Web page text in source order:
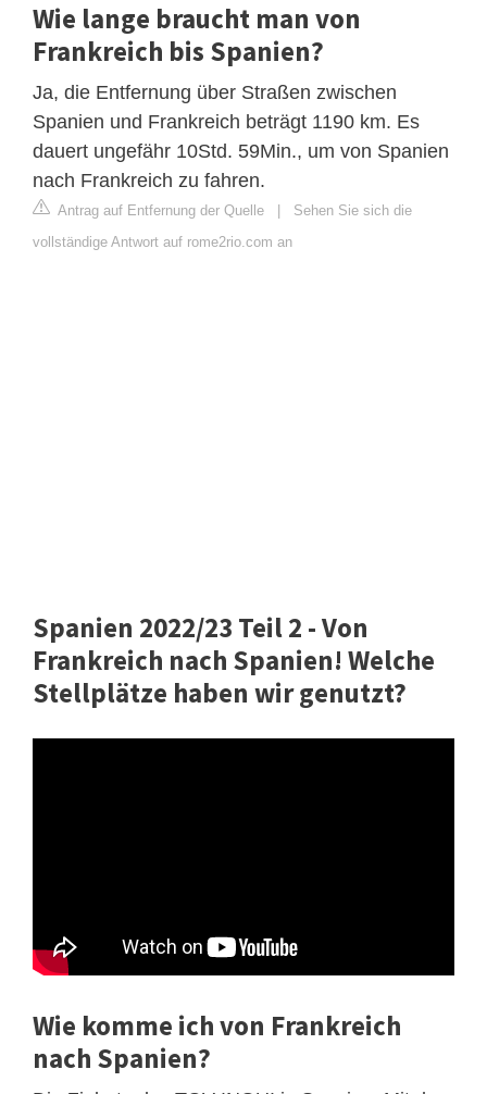
Wie lange braucht man von
Frankreich bis Spanien?
Ja, die Entfernung über Straßen zwischen
Spanien und Frankreich beträgt 1190 km. Es
dauert ungefähr 10Std. 59Min., um von Spanien
nach Frankreich zu fahren.
Antrag auf Entfernung der Quelle
Sehen Sie sich die
vollständige Antwort auf rome2rio.com an
Spanien 2022/23 Teil 2 - Von
Frankreich nach Spanien! Welche
Stellplätze haben wir genutzt?
Wie komme ich von Frankreich
nach Spanien?